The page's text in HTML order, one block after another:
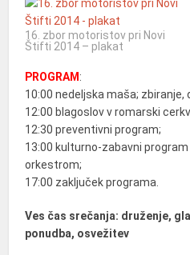
16. zbor motoristov pri Novi
Štifti 2014 – plakat
PROGRAM :
10:00 nedeljska maša; zbiranje,
12:00 blagoslov v romarski
12:30 preventivni program;
13:00 kulturno-zabavni
orkestrom;
17:00 zaključek programa.
Ves čas srečanja: druženje,
ponudba, osvežitev